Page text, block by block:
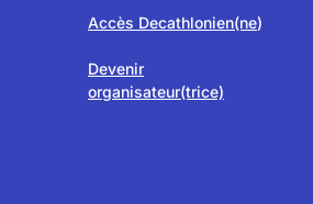
Accès Decathlonien(ne)
Devenir
organisateur(trice)